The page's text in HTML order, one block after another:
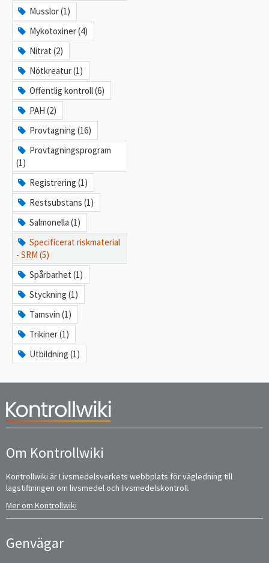
Musslor (1)
Mykotoxiner (4)
Nitrat (2)
Nötkreatur (1)
Offentlig kontroll (6)
PAH (2)
Provtagning (16)
Provtagningsprogram
(1)
Registrering (1)
Restsubstans (1)
Salmonella (1)
Specificerat riskmaterial
- SRM (5)
Spårbarhet (1)
Styckning (1)
Tamsvin (1)
Trikiner (1)
Utbildning (1)
Om Kontrollwiki
Kontrollwiki är Livsmedelsverkets webbplats för vägledning till
lagstiftningen om livsmedel och livsmedelskontroll.
Mer om Kontrollwiki
Genvägar